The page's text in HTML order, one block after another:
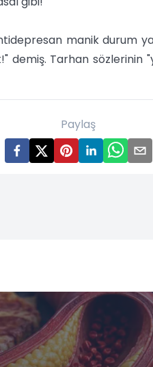
manik durum
demiş. Tarhan sözlerinin
Paylaş